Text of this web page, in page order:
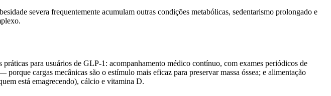
severa frequentemente acumulam outras condições metabólicas, sedentarismo prolongado e
para usuários de GLP-1: acompanhamento médico contínuo, com exames periódicos de
cargas mecânicas são o estímulo mais eficaz para preservar massa óssea; e alimentação
está emagrecendo), cálcio e vitamina D.